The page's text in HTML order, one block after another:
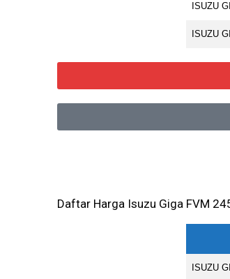
ISUZU
ISUZU
Daftar Harga Isuzu Giga FVM
ISUZU